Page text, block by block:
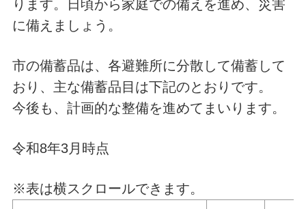
ります。日頃から家庭での備えを進め、災害
に備えましょう。
市の備蓄品は、各避難所に分散して備蓄して
おり、主な備蓄品目は下記のとおりです。
今後も、計画的な整備を進めてまいります。
令和8年3月時点
※表は横スクロールできます。